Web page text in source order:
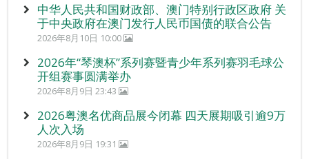
中华人民共和国财政部、澳门特别行政区政府 关
于中央政府在澳门发行人民币国债的联合公告
2026年8月10日 10:00
2026年“琴澳杯”系列赛暨青少年系列赛羽毛球公
开组赛事圆满举办
2026年8月9日 23:43
2026粤澳名优商品展今闭幕 四天展期吸引逾9万
人次入场
2026年8月9日 19:31